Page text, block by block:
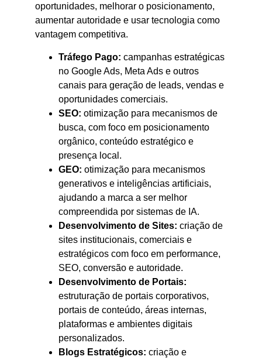
oportunidades, melhorar o posicionamento,
aumentar autoridade e usar tecnologia como
vantagem competitiva.
Tráfego Pago: campanhas estratégicas
no Google Ads, Meta Ads e outros
canais para geração de leads, vendas e
oportunidades comerciais.
SEO: otimização para mecanismos de
busca, com foco em posicionamento
orgânico, conteúdo estratégico e
presença local.
GEO: otimização para mecanismos
generativos e inteligências artificiais,
ajudando a marca a ser melhor
compreendida por sistemas de IA.
Desenvolvimento de Sites: criação de
sites institucionais, comerciais e
estratégicos com foco em performance,
SEO, conversão e autoridade.
Desenvolvimento de Portais:
estruturação de portais corporativos,
portais de conteúdo, áreas internas,
plataformas e ambientes digitais
personalizados.
Blogs Estratégicos: criação e